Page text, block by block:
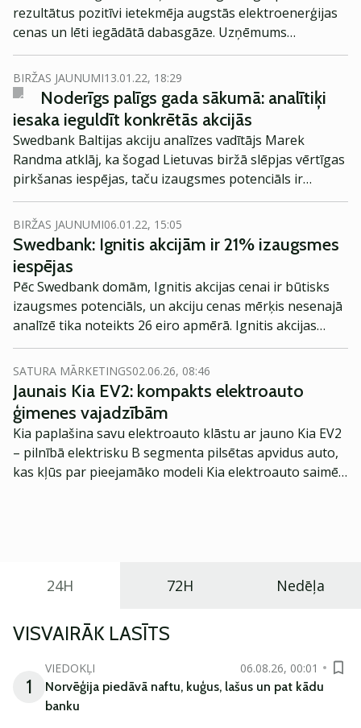
rezultātus pozitīvi ietekmēja augstās elektroenerģijas
cenas un lēti iegādātā dabasgāze. Uzņēmums
investoriem izmaksā dividendes 1.19 eiro apmērā.
BIRŽAS JAUNUMI13.01.22, 18:29
Noderīgs palīgs gada sākumā: analītiķi
iesaka ieguldīt konkrētās akcijās
Swedbank Baltijas akciju analīzes vadītājs Marek
Randma atklāj, ka šogad Lietuvas biržā slēpjas vērtīgas
pirkšanas iespējas, taču izaugsmes potenciāls ir
atrodams arī Tallinas biržas uzņēmumos.
BIRŽAS JAUNUMI06.01.22, 15:05
Swedbank: Ignitis akcijām ir 21% izaugsmes
iespējas
Pēc Swedbank domām, Ignitis akcijas cenai ir būtisks
izaugsmes potenciāls, un akciju cenas mērķis nesenajā
analīzē tika noteikts 26 eiro apmērā. Ignitis akcijas
vērtība šobrīd sasniedz 21,4 eiro, kas nozīmē, ka
Swedbank prognozē pieaugumu par 21,5 procentiem.
SATURA MĀRKETINGS02.06.26, 08:46
Jaunais Kia EV2: kompakts elektroauto
ģimenes vajadzībām
Kia paplašina savu elektroauto klāstu ar jauno Kia EV2
– pilnībā elektrisku B segmenta pilsētas apvidus auto,
kas kļūs par pieejamāko modeli Kia elektroauto saimē
24H 72H Nedēļa
VISVAIRĀK LASĪTS
1
VIEDOKĻI
06.08.26, 00:01
Norvēģija piedāvā naftu, kuģus, lašus un pat kādu
banku